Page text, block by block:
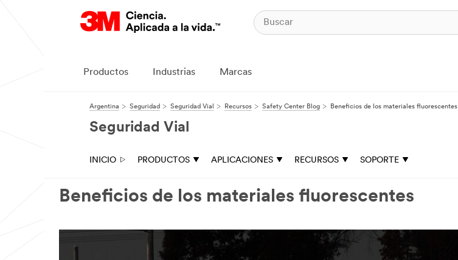
Productos Industrias Marcas
Argentina Seguridad Seguridad Vial Recursos Safety Center Blog Beneficios de los materiales fluorescentes
Seguridad Vial
INICIO PRODUCTOS APLICACIONES RECURSOS SOPORTE
Beneficios de los materiales fluorescentes